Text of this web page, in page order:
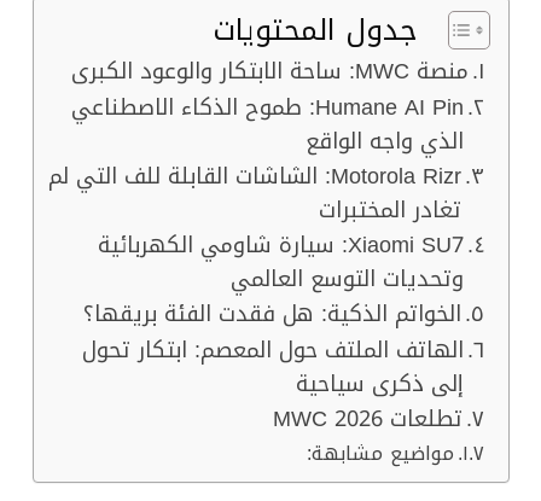
جدول المحتويات
منصة MWC: ساحة الابتكار والوعود الكبرى
Humane AI Pin: طموح الذكاء الاصطناعي
الذي واجه الواقع
Motorola Rizr: الشاشات القابلة للف التي لم
تغادر المختبرات
Xiaomi SU7: سيارة شاومي الكهربائية
وتحديات التوسع العالمي
الخواتم الذكية: هل فقدت الفئة بريقها؟
الهاتف الملتف حول المعصم: ابتكار تحول
إلى ذكرى سياحية
تطلعات MWC 2026
مواضيع مشابهة: